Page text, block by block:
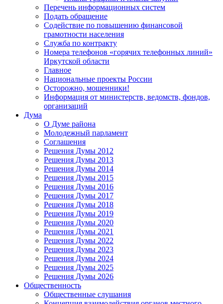
Перечень информационных систем
Подать обращение
Содействие по повышению финансовой
грамотности населения
Служба по контракту
Номера телефонов «горячих телефонных линий»
Иркутской области
Главное
Национальные проекты России
Осторожно, мошенники!
Информация от министерств, ведомств, фондов,
организаций
Дума
О Думе района
Молодежный парламент
Соглашения
Решения Думы 2012
Решения Думы 2013
Решения Думы 2014
Решения Думы 2015
Решения Думы 2016
Решения Думы 2017
Решения Думы 2018
Решения Думы 2019
Решения Думы 2020
Решения Думы 2021
Решения Думы 2022
Решения Думы 2023
Решения Думы 2024
Решения Думы 2025
Решения Думы 2026
Общественность
Общественные слушания